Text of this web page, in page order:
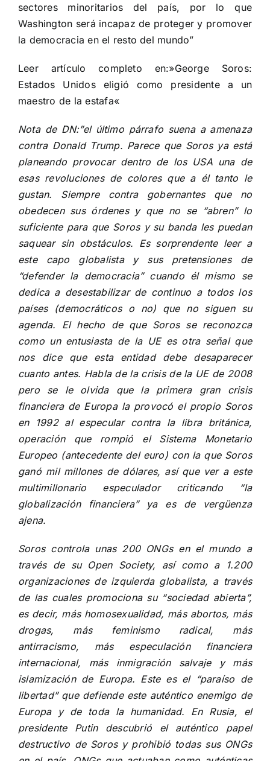
sectores minoritarios del país, por lo que
Washington será incapaz de proteger y promover
la democracia en el resto del mundo”
Leer artículo completo en:»George Soros:
Estados Unidos eligió como presidente a un
maestro de la estafa«
Nota de DN:”el último párrafo suena a amenaza
contra Donald Trump. Parece que Soros ya está
planeando provocar dentro de los USA una de
esas revoluciones de colores que a él tanto le
gustan. Siempre contra gobernantes que no
obedecen sus órdenes y que no se “abren” lo
suficiente para que Soros y su banda les puedan
saquear sin obstáculos. Es sorprendente leer a
este capo globalista y sus pretensiones de
“defender la democracia” cuando él mismo se
dedica a desestabilizar de continuo a todos los
países (democráticos o no) que no siguen su
agenda. El hecho de que Soros se reconozca
como un entusiasta de la UE es otra señal que
nos dice que esta entidad debe desaparecer
cuanto antes. Habla de la crisis de la UE de 2008
pero se le olvida que la primera gran crisis
financiera de Europa la provocó el propio Soros
en 1992 al especular contra la libra británica,
operación que rompió el Sistema Monetario
Europeo (antecedente del euro) con la que Soros
ganó mil millones de dólares, así que ver a este
multimillonario especulador criticando “la
globalización financiera” ya es de vergüenza
ajena.
Soros controla unas 200 ONGs en el mundo a
través de su Open Society, así como a 1.200
organizaciones de izquierda globalista, a través
de las cuales promociona su “sociedad abierta”,
es decir, más homosexualidad, más abortos, más
drogas, más feminismo radical, más
antirracismo, más especulación financiera
internacional, más inmigración salvaje y más
islamización de Europa. Este es el “paraíso de
libertad” que defiende este auténtico enemigo de
Europa y de toda la humanidad. En Rusia, el
presidente Putin descubrió el auténtico papel
destructivo de Soros y prohibió todas sus ONGs